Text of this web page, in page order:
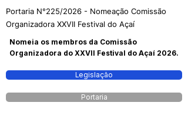
Portaria N°225/2026 - Nomeação Comissão
Organizadora XXVII Festival do Açaí
Nomeia os membros da Comissão
Organizadora do XXVII Festival do Açaí 2026.
Legislação
Portaria